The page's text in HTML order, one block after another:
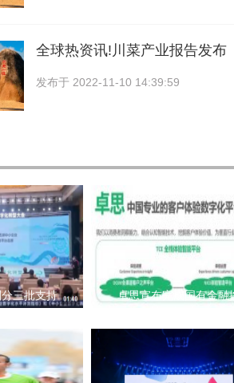
全球热资讯!川菜产业报告发布
发布于 2022-11-10 14:39:59
三批支持 卓思宣布完成国有金融